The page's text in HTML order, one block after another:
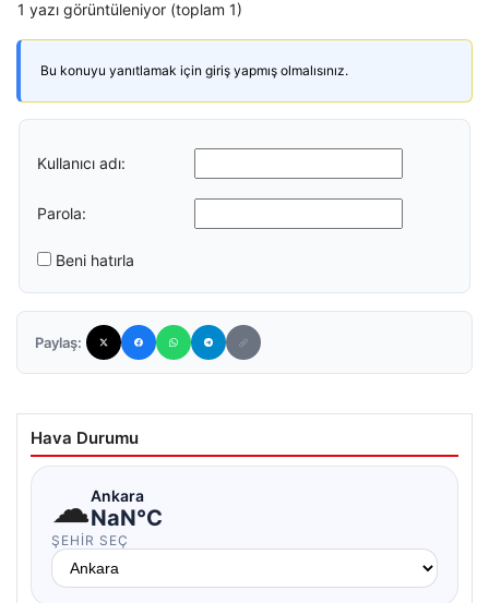
1 yazı görüntüleniyor (toplam 1)
Bu konuyu yanıtlamak için giriş yapmış olmalısınız.
Kullanıcı adı:
Parola:
Beni hatırla
Paylaş:
Hava Durumu
☁Ankara
NaN°C
ŞEHIR SEÇ